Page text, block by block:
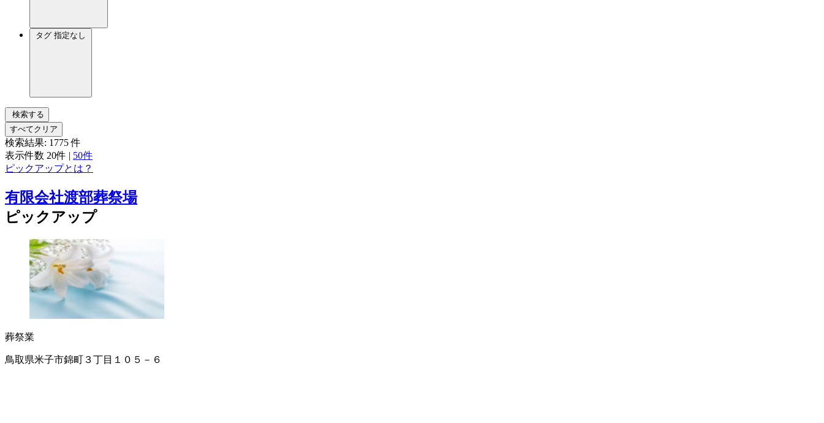
タグ 指定なし
検索する
すべてクリア
検索結果: 1775 件
表示件数 20件 | 50件
ピックアップとは？
有限会社渡部葬祭場
ピックアップ
葬祭業
鳥取県米子市錦町３丁目１０５－６